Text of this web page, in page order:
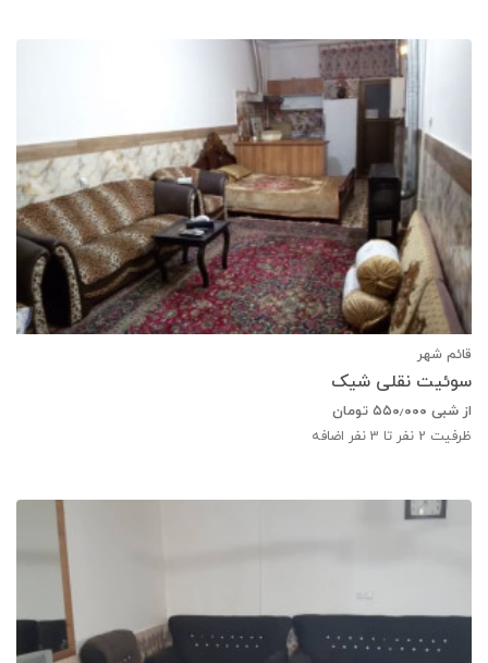
قائم شهر
سوئیت نقلی شیک
از شبی ۵۵۰٫۰۰۰ تومان
ظرفیت 2 نفر تا 3 نفر اضافه